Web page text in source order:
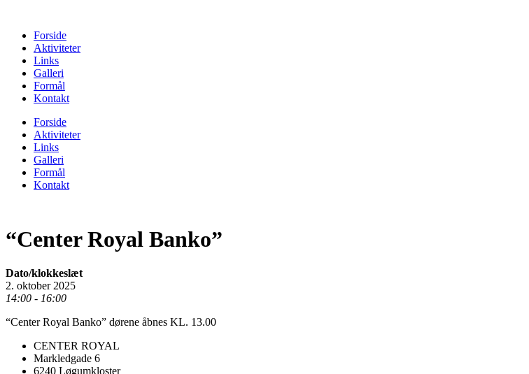
Forside
Aktiviteter
Links
Galleri
Formål
Kontakt
Forside
Aktiviteter
Links
Galleri
Formål
Kontakt
“Center Royal Banko”
Dato/klokkeslæt
2. oktober 2025
14:00 - 16:00
“Center Royal Banko” dørene åbnes KL. 13.00
CENTER ROYAL
Markledgade 6
6240 Løgumkloster